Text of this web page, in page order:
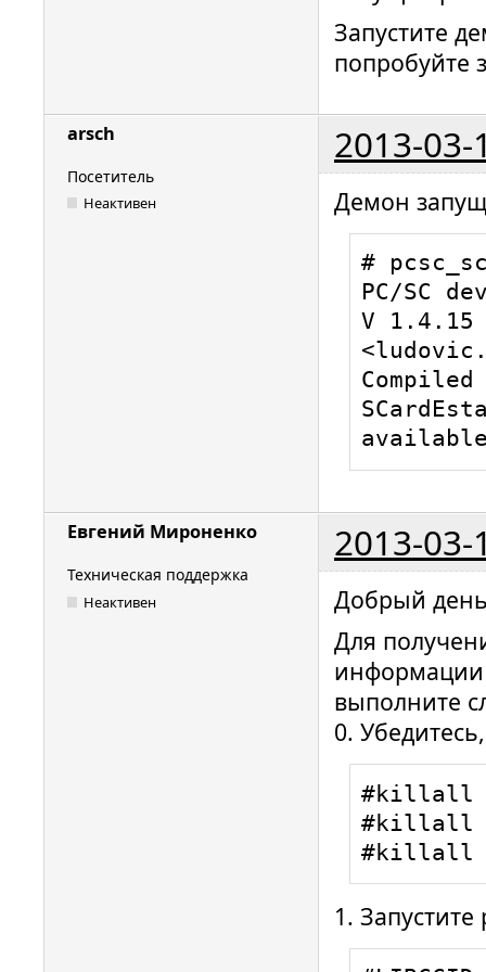
lun: 0,
devices/
This
GNU
2.1, or
version.
for 001/
Vendor/
Rutoken
bus/
not
pipe
lun: 0,
Using
lun: 0,
Запустите
попробуйте
arsch 2013-03-
Посетитель
Неактивен Демон
#
PC/SC
V 1.4.15
Евгений Мироненко 2013-03-
Техническая поддержка
Неактивен
Добрый
Для
информации
выполните
0.
#killall
#killall
#killall
1.